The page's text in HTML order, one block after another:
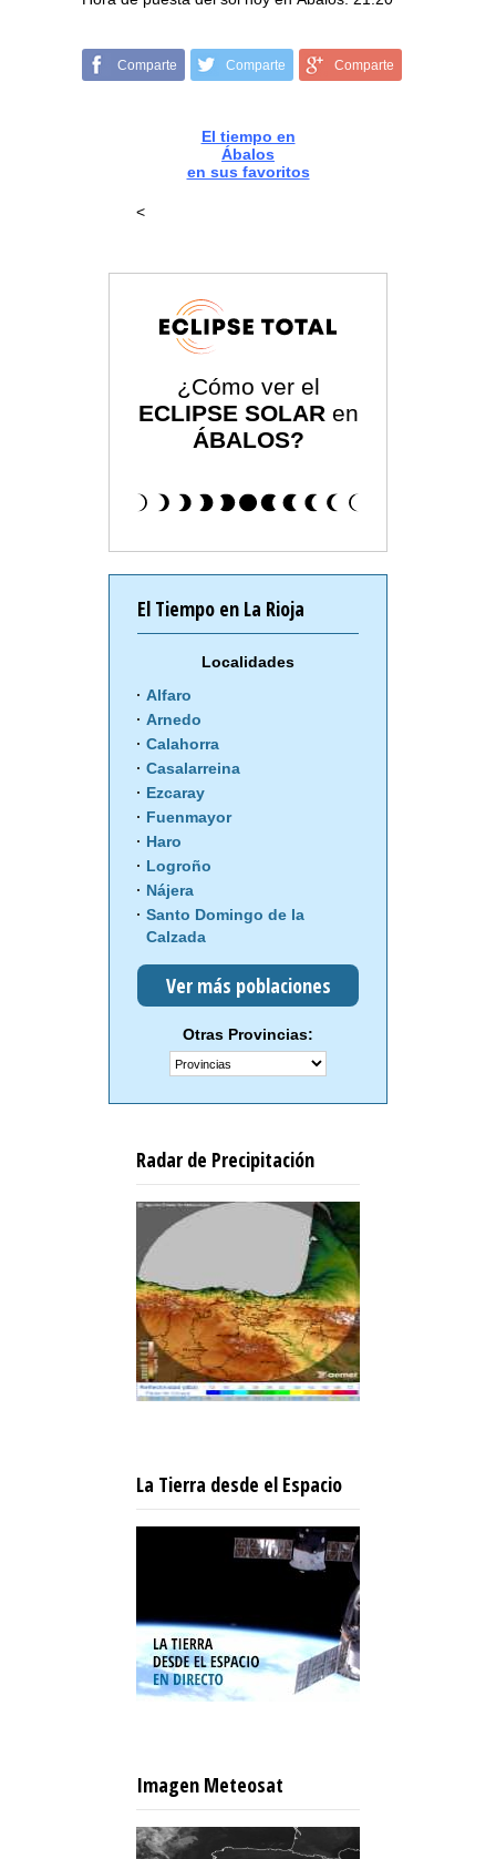
Comparte Comparte Comparte
El tiempo en
Ábalos
en sus favoritos
<
¿Cómo ver el
ECLIPSE SOLAR en
ÁBALOS?
El Tiempo en La Rioja
Localidades
Alfaro
Arnedo
Calahorra
Casalarreina
Ezcaray
Fuenmayor
Haro
Logroño
Nájera
Santo Domingo de la
Calzada
Ver más poblaciones
Otras Provincias:
Radar de Precipitación
La Tierra desde el Espacio
Imagen Meteosat